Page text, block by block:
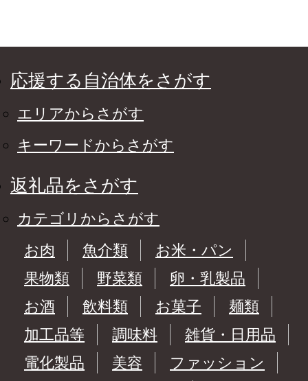
応援する自治体をさがす
エリアからさがす
キーワードからさがす
返礼品をさがす
カテゴリからさがす
お肉
魚介類
お米・パン
果物類
野菜類
卵・乳製品
お酒
飲料類 お菓子
麺類
加工品等
調味料
雑貨・日用品
電化製品
美容
ファッション